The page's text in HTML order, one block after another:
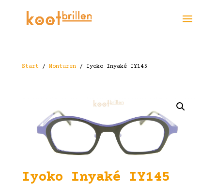
Start/ Monturen/ Iyoko Inyaké IY145
Iyoko Inyaké IY145